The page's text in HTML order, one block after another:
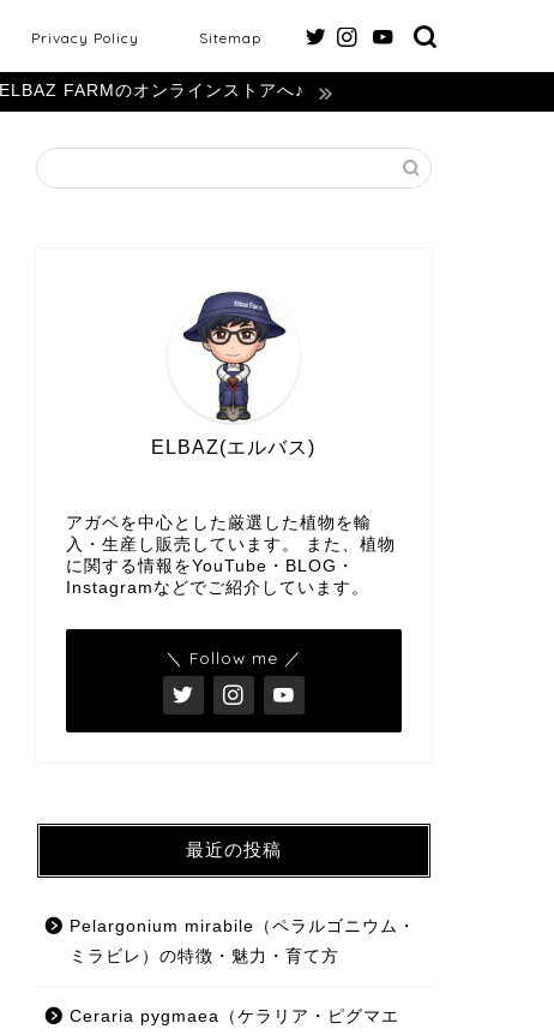
Privacy Policy Sitemap
ELBAZ FARMのオンラインストアへ♪
ELBAZ(エルバス)
アガベを中心とした厳選した植物を輸
入・生産し販売しています。 また、植物
に関する情報をYouTube・BLOG・
Instagramなどでご紹介しています。
＼ Follow me ／
最近の投稿
Pelargonium mirabile（ペラルゴニウム・
ミラビレ）の特徴・魅力・育て方
Ceraria pygmaea（ケラリア・ピグマエ